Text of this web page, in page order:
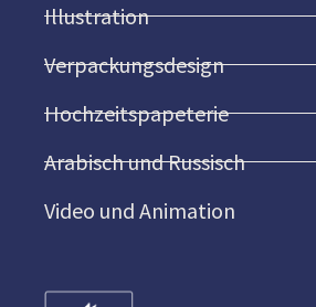
Illustration
Verpackungsdesign
Hochzeitspapeterie
Arabisch und Russisch
Video und Animation